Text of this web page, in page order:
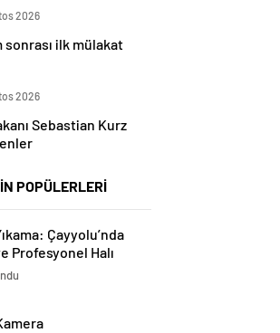
2026
sonrası ilk mülakat
2026
Sebastian Kurz
POPÜLERLERİ
Çayyolu’nda
Profesyonel Halı